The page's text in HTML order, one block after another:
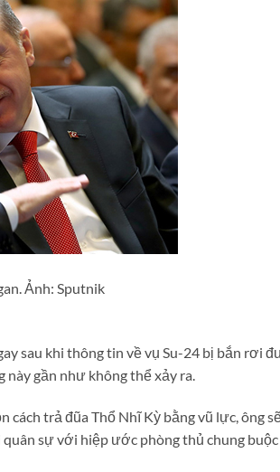
Ảnh: Sputnik
sau khi thông tin về vụ Su-24 bị bắn rơi
này gần như không thể xảy ra.
cách trả đũa Thổ Nhĩ Kỳ bằng vũ lực, ông
sự với hiệp ước phòng thủ chung buộc